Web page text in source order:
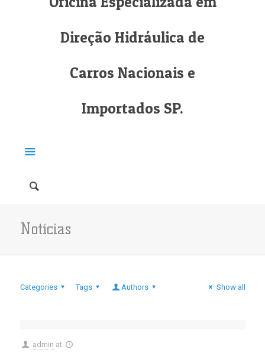
Direção Hidráulica de
Carros Nacionais e
Importados SP.
Notícias
Categories Tags Authors Show all
admin at